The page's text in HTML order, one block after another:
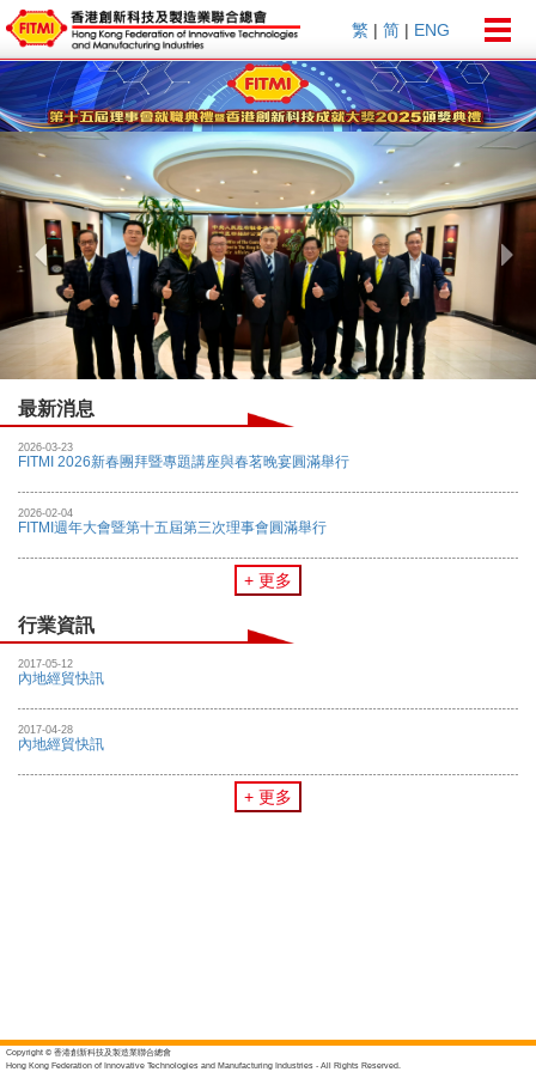
繁 | 简 | ENG
Previous
最新消息
2026-03-23
FITMI 2026新春團拜暨專題講座與春茗晚宴圓滿舉行
2026-02-04
FITMI週年大會暨第十五屆第三次理事會圓滿舉行
+ 更多
行業資訊
2017-05-12
內地經貿快訊
2017-04-28
內地經貿快訊
+ 更多
Copyright © 香港創新科技及製造業聯合總會
Hong Kong Federation of Innovative Technologies and Manufacturing Industries - All Rights Reserved.